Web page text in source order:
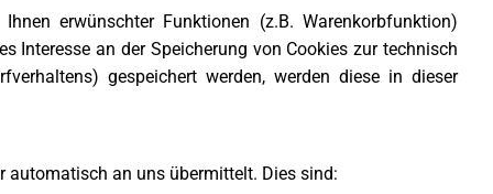
erwünschter Funktionen (z.B. Warenkorbfunktion)
Interesse an der Speicherung von Cookies zur technisch
gespeichert werden, werden diese in dieser
automatisch an uns übermittelt. Dies sind: